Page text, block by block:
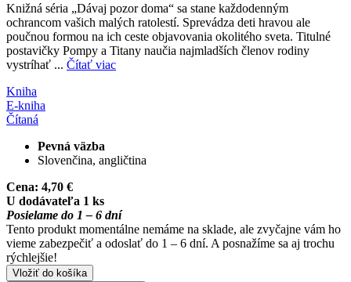
Knižná séria „Dávaj pozor doma“ sa stane každodenným
ochrancom vašich malých ratolestí. Sprevádza deti hravou ale
poučnou formou na ich ceste objavovania okolitého sveta. Titulné
postavičky Pompy a Titany naučia najmladších členov rodiny
vystríhať ... Čítať viac
Kniha
E-kniha
Čítaná
Pevná väzba
Slovenčina, angličtina
Cena: 4,70 €
U dodávateľa 1 ks
Posielame do 1 – 6 dní
Tento produkt momentálne nemáme na sklade, ale zvyčajne vám ho
vieme zabezpečiť a odoslať do 1 – 6 dní. A posnažíme sa aj trochu
rýchlejšie!
Vložiť do košíka